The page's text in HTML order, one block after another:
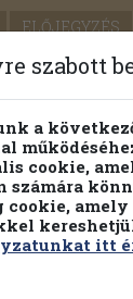
ELŐJEGYZÉS
szabott
a
cookie,
számára
itt